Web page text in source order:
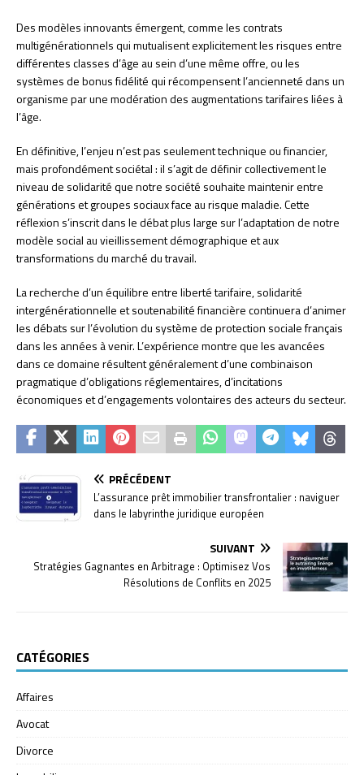
Des modèles innovants émergent, comme les contrats
multigénérationnels qui mutualisent explicitement les risques entre
différentes classes d’âge au sein d’une même offre, ou les
systèmes de bonus fidélité qui récompensent l’ancienneté dans un
organisme par une modération des augmentations tarifaires liées à
l’âge.
En définitive, l’enjeu n’est pas seulement technique ou financier,
mais profondément sociétal : il s’agit de définir collectivement le
niveau de solidarité que notre société souhaite maintenir entre
générations et groupes sociaux face au risque maladie. Cette
réflexion s’inscrit dans le débat plus large sur l’adaptation de notre
modèle social au vieillissement démographique et aux
transformations du marché du travail.
La recherche d’un équilibre entre liberté tarifaire, solidarité
intergénérationnelle et soutenabilité financière continuera d’animer
les débats sur l’évolution du système de protection sociale français
dans les années à venir. L’expérience montre que les avancées
dans ce domaine résultent généralement d’une combinaison
pragmatique d’obligations réglementaires, d’incitations
économiques et d’engagements volontaires des acteurs du secteur.
PRÉCÉDENT
L’assurance prêt immobilier transfrontalier : naviguer
dans le labyrinthe juridique européen
SUIVANT
Stratégies Gagnantes en Arbitrage : Optimisez Vos
Résolutions de Conflits en 2025
CATÉGORIES
Affaires
Avocat
Divorce